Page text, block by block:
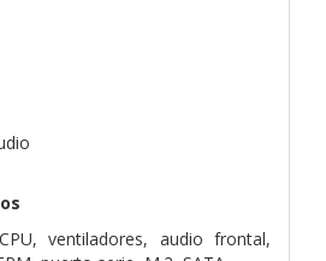
ventiladores, audio frontal,